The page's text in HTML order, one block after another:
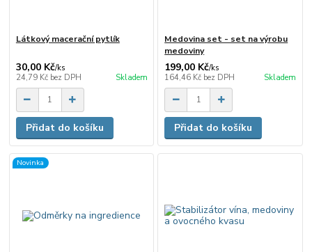
Látkový macerační pytlík
30,00 Kč/ks
24,79 Kč bez DPH Skladem
Přidat do košíku
Medovina set - set na výrobu
medoviny
199,00 Kč/ks
164,46 Kč bez DPH Skladem
Přidat do košíku
Novinka